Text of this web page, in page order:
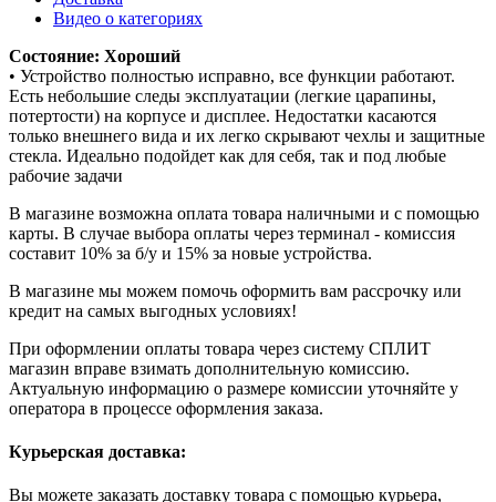
Видео о категориях
Состояние: Хороший
• Устройство полностью исправно, все функции работают.
Есть небольшие следы эксплуатации (легкие царапины,
потертости) на корпусе и дисплее. Недостатки касаются
только внешнего вида и их легко скрывают чехлы и защитные
стекла. Идеально подойдет как для себя, так и под любые
рабочие задачи
В магазине возможна оплата товара наличными и с помощью
карты. В случае выбора оплаты через терминал - комиссия
составит 10% за б/у и 15% за новые устройства.
В магазине мы можем помочь оформить вам рассрочку или
кредит на самых выгодных условиях!
При оформлении оплаты товара через систему СПЛИТ
магазин вправе взимать дополнительную комиссию.
Актуальную информацию о размере комиссии уточняйте у
оператора в процессе оформления заказа.
Курьерская доставка:
Вы можете заказать доставку товара с помощью курьера,